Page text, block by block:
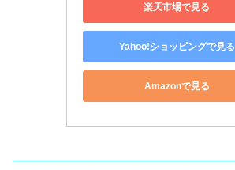
楽天市場で見る
Yahoo!ショッピングで見る
Amazonで見る